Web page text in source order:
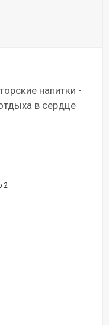
напитки -
в сердце
2